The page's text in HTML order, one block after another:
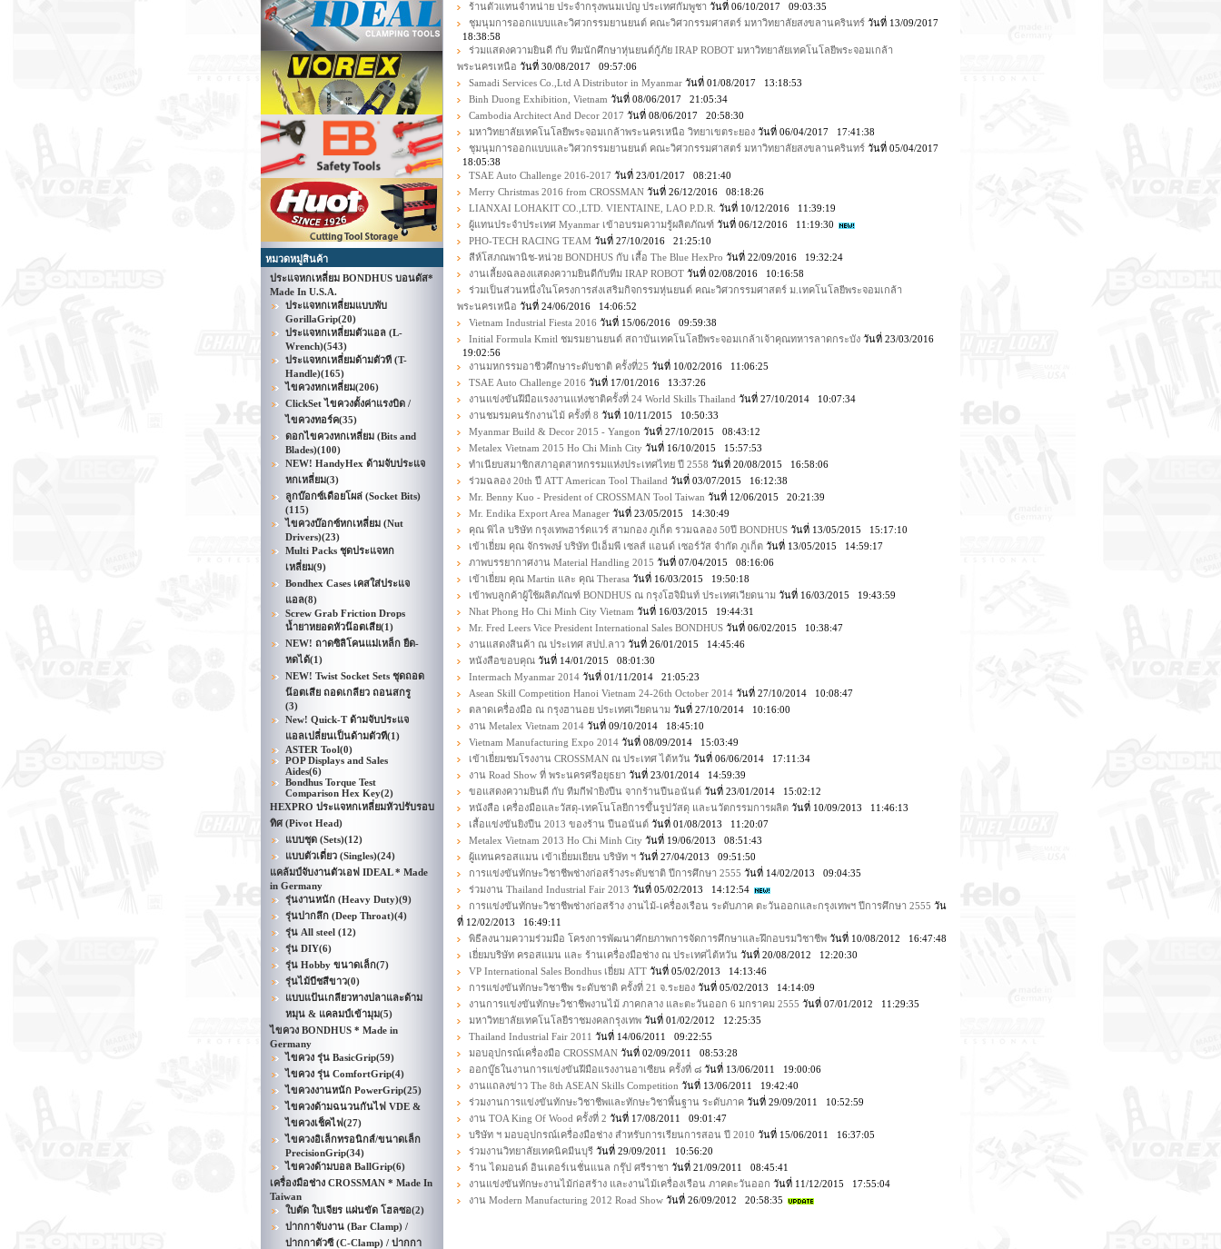
หมวดหมู่สินค้า
ประแจหกเหลี่ยม BONDHUS บอนดัส*
Made In U.S.A.
ประแจหกเหลี่ยมแบบพับ
GorillaGrip(20)
ประแจหกเหลี่ยมตัวแอล (L-
Wrench)(543)
ประแจหกเหลี่ยมด้ามตัวที (T-
Handle)(165)
ไขควงหกเหลี่ยม(206)
ClickSet ไขควงตั้งค่าแรงบิด /
ไขควงทอร์ค(35)
ดอกไขควงหกเหลี่ยม (Bits and
Blades)(100)
NEW! HandyHex ด้ามจับประแจ
หกเหลี่ยม(3)
ลูกบ๊อกซ์เดือยโผล่ (Socket Bits)
(115)
ไขควงบ๊อกซ์หกเหลี่ยม (Nut
Drivers)(23)
Multi Packs ชุดประแจหก
เหลี่ยม(9)
Bondhex Cases เคสใส่ประแจ
แอล(8)
Screw Grab Friction Drops
น้ำยาหยอดหัวน๊อตเสีย(1)
NEW! ถาดซิลิโคนแม่เหล็ก ยืด-
หดได้(1)
NEW! Twist Socket Sets ชุดถอด
น๊อตเสีย ถอดเกลียว ถอนสกรู
(3)
New! Quick-T ด้ามจับประแจ
แอลเปลี่ยนเป็นด้ามตัวที(1)
ASTER Tool(0)
POP Displays and Sales
Aides(6)
Bondhus Torque Test
Comparison Hex Key(2)
HEXPRO ประแจหกเหลี่ยมหัวปรับรอบ
ทิศ (Pivot Head)
แบบชุด (Sets)(12)
แบบตัวเดี่ยว (Singles)(24)
แคล้มป์จับงานตัวเอฟ IDEAL * Made
in Germany
รุ่นงานหนัก (Heavy Duty)(9)
รุ่นปากลึก (Deep Throat)(4)
รุ่น All steel (12)
รุ่น DIY(6)
รุ่น Hobby ขนาดเล็ก(7)
รุ่นไม้บีชสีขาว(0)
แบบแป้นเกลียวหางปลาและด้าม
หมุน & แคลมป์เข้ามุม(5)
ไขควง BONDHUS * Made in
Germany
ไขควง รุ่น BasicGrip(59)
ไขควง รุ่น ComfortGrip(4)
ไขควงงานหนัก PowerGrip(25)
ไขควงด้ามฉนวนกันไฟ VDE &
ไขควงเช็คไฟ(27)
ไขควงอิเล็กทรอนิกส์/ขนาดเล็ก
PrecisionGrip(34)
ไขควงด้ามบอล BallGrip(6)
เครื่องมือช่าง CROSSMAN * Made In
Taiwan
ใบตัด ใบเจียร แผ่นขัด โฮลซอ(2)
ปากกาจับงาน (Bar Clamp) /
ปากกาตัวซี (C-Clamp) / ปากกา
ร้านตัวแทนจำหน่าย ประจำกรุงพนมเปญ ประเทศกัมพูชา วันที่ 06/10/2017 09:03:35
ชุมนุมการออกแบบและวิศวกรรมยานยนต์ คณะวิศวกรรมศาสตร์ มหาวิทยาลัยสงขลานครินทร์ วันที่ 13/09/2017
18:38:58
ร่วมแสดงความยินดี กับ ทีมนักศึกษาหุ่นยนต์กู้ภัย IRAP ROBOT มหาวิทยาลัยเทคโนโลยีพระจอมเกล้า
พระนครเหนือ วันที่ 30/08/2017 09:57:06
Samadi Services Co.,Ltd A Distributor in Myanmar วันที่ 01/08/2017 13:18:53
Binh Duong Exhibition, Vietnam วันที่ 08/06/2017 21:05:34
Cambodia Architect And Decor 2017 วันที่ 08/06/2017 20:58:30
มหาวิทยาลัยเทคโนโลยีพระจอมเกล้าพระนครเหนือ วิทยาเขตระยอง วันที่ 06/04/2017 17:41:38
ชุมนุมการออกแบบและวิศวกรรมยานยนต์ คณะวิศวกรรมศาสตร์ มหาวิทยาลัยสงขลานครินทร์ วันที่ 05/04/2017
18:05:38
TSAE Auto Challenge 2016-2017 วันที่ 23/01/2017 08:21:40
Merry Christmas 2016 from CROSSMAN วันที่ 26/12/2016 08:18:26
LIANXAI LOHAKIT CO.,LTD. VIENTAINE, LAO P.D.R. วันที่ 10/12/2016 11:39:19
ผู้แทนประจำประเทศ Myanmar เข้าอบรมความรู้ผลิตภัณฑ์ วันที่ 06/12/2016 11:19:30
PHO-TECH RACING TEAM วันที่ 27/10/2016 21:25:10
สีห์โสภณพานิช-หน่วย BONDHUS กับ เสื้อ The Blue HexPro วันที่ 22/09/2016 19:32:24
งานเลี้ยงฉลองแสดงความยินดีกับทีม IRAP ROBOT วันที่ 02/08/2016 10:16:58
ร่วมเป็นส่วนหนึ่งในโครงการส่งเสริมกิจกรรมหุ่นยนต์ คณะวิศวกรรมศาสตร์ ม.เทคโนโลยีพระจอมเกล้า
พระนครเหนือ วันที่ 24/06/2016 14:06:52
Vietnam Industrial Fiesta 2016 วันที่ 15/06/2016 09:59:38
Initial Formula Kmitl ชมรมยานยนต์ สถาบันเทคโนโลยีพระจอมเกล้าเจ้าคุณทหารลาดกระบัง วันที่ 23/03/2016
19:02:56
งานมหกรรมอาชีวศึกษาระดับชาติ ครั้งที่25 วันที่ 10/02/2016 11:06:25
TSAE Auto Challenge 2016 วันที่ 17/01/2016 13:37:26
งานแข่งขันฝีมือแรงงานแห่งชาติครั้งที่ 24 World Skills Thailand วันที่ 27/10/2014 10:07:34
งานชมรมคนรักงานไม้ ครั้งที่ 8 วันที่ 10/11/2015 10:50:33
Myanmar Build & Decor 2015 - Yangon วันที่ 27/10/2015 08:43:12
Metalex Vietnam 2015 Ho Chi Minh City วันที่ 16/10/2015 15:57:53
ทำเนียบสมาชิกสภาอุตสาหกรรมแห่งประเทศไทย ปี 2558 วันที่ 20/08/2015 16:58:06
ร่วมฉลอง 20th ปี ATT American Tool Thailand วันที่ 03/07/2015 16:12:38
Mr. Benny Kuo - President of CROSSMAN Tool Taiwan วันที่ 12/06/2015 20:21:39
Mr. Endika Export Area Manager วันที่ 23/05/2015 14:30:49
คุณ พิไล บริษัท กรุงเทพฮาร์ดแวร์ สามกอง ภูเก็ต รวมฉลอง 50ปี BONDHUS วันที่ 13/05/2015 15:17:10
เข้าเยี่ยม คุณ จักรพงษ์ บริษัท บีเอ็มพี เซลส์ แอนด์ เซอร์วัส จำกัด ภูเก็ต วันที่ 13/05/2015 14:59:17
ภาพบรรยากาศงาน Material Handling 2015 วันที่ 07/04/2015 08:16:06
เข้าเยี่ยม คุณ Martin และ คุณ Therasa วันที่ 16/03/2015 19:50:18
เข้าพบลูกค้าผู้ใช้ผลิตภัณฑ์ BONDHUS ณ กรุงโฮจิมินท์ ประเทศเวียดนาม วันที่ 16/03/2015 19:43:59
Nhat Phong Ho Chi Minh City Vietnam วันที่ 16/03/2015 19:44:31
Mr. Fred Leers Vice President International Sales BONDHUS วันที่ 06/02/2015 10:38:47
งานแสดงสินค้า ณ ประเทศ สปป.ลาว วันที่ 26/01/2015 14:45:46
หนังสือขอบคุณ วันที่ 14/01/2015 08:01:30
Intermach Myanmar 2014 วันที่ 01/11/2014 21:05:23
Asean Skill Competition Hanoi Vietnam 24-26th October 2014 วันที่ 27/10/2014 10:08:47
ตลาดเครื่องมือ ณ กรุงฮานอย ประเทศเวียดนาม วันที่ 27/10/2014 10:16:00
งาน Metalex Vietnam 2014 วันที่ 09/10/2014 18:45:10
Vietnam Manufacturing Expo 2014 วันที่ 08/09/2014 15:03:49
เข้าเยี่ยมชมโรงงาน CROSSMAN ณ ประเทศ ไต้หวัน วันที่ 06/06/2014 17:11:34
งาน Road Show ที่ พระนครศรีอยุธยา วันที่ 23/01/2014 14:59:39
ขอแสดงความยินดี กับ ทีมกีฬายิงปืน จากร้านปืนอนันต์ วันที่ 23/01/2014 15:02:12
หนังสือ เครื่องมือและวัสดุ-เทคโนโลยีการขึ้นรูปวัสดุ และนวัตกรรมการผลิต วันที่ 10/09/2013 11:46:13
เสื้อแข่งขันยิงปืน 2013 ของร้าน ปืนอนันต์ วันที่ 01/08/2013 11:20:07
Metalex Vietnam 2013 Ho Chi Minh City วันที่ 19/06/2013 08:51:43
ผู้แทนครอสแมน เข้าเยี่ยมเยียน บริษัท ฯ วันที่ 27/04/2013 09:51:50
การแข่งขันทักษะวิชาชีพช่างก่อสร้างระดับชาติ ปีการศึกษา 2555 วันที่ 14/02/2013 09:04:35
ร่วมงาน Thailand Industrial Fair 2013 วันที่ 05/02/2013 14:12:54
การแข่งขันทักษะวิชาชีพช่างก่อสร้าง งานไม้-เครื่องเรือน ระดับภาค ตะวันออกและกรุงเทพฯ ปีการศึกษา 2555 วัน
ที่ 12/02/2013 16:49:11
พิธีลงนามความร่วมมือ โครงการพัฒนาศักยภาพการจัดการศึกษาและฝึกอบรมวิชาชีพ วันที่ 10/08/2012 16:47:48
เยี่ยมบริษัท ครอสแมน และ ร้านเครื่องมือช่าง ณ ประเทศไต้หวัน วันที่ 20/08/2012 12:20:30
VP International Sales Bondhus เยี่ยม ATT วันที่ 05/02/2013 14:13:46
การแข่งขันทักษะวิชาชีพ ระดับชาติ ครั้งที่ 21 จ.ระยอง วันที่ 05/02/2013 14:14:09
งานการแข่งขันทักษะวิชาชีพงานไม้ ภาคกลาง และตะวันออก 6 มกราคม 2555 วันที่ 07/01/2012 11:29:35
มหาวิทยาลัยเทคโนโลยีราชมงคลกรุงเทพ วันที่ 01/02/2012 12:25:35
Thailand Industrial Fair 2011 วันที่ 14/06/2011 09:22:55
มอบอุปกรณ์เครื่องมือ CROSSMAN วันที่ 02/09/2011 08:53:28
ออกบู๊ธในงานการแข่งขันฝีมือแรงงานอาเซียน ครั้งที่ ๘ วันที่ 13/06/2011 19:00:06
งานแถลงข่าว The 8th ASEAN Skills Competition วันที่ 13/06/2011 19:42:40
ร่วมงานการแข่งขันทักษะวิชาชีพและทักษะวิชาพื้นฐาน ระดับภาค วันที่ 29/09/2011 10:52:59
งาน TOA King Of Wood ครั้งที่ 2 วันที่ 17/08/2011 09:01:47
บริษัท ฯ มอบอุปกรณ์เครื่องมือช่าง สำหรับการเรียนการสอน ปี 2010 วันที่ 15/06/2011 16:37:05
ร่วมงานวิทยาลัยเทคนิคมีนบุรี วันที่ 29/09/2011 10:56:20
ร้าน ไดมอนด์ อินเตอร์เนชั่นแนล กรุ๊ป ศรีราชา วันที่ 21/09/2011 08:45:41
งานแข่งขันทักษะงานไม้ก่อสร้าง และงานไม้เครื่องเรือน ภาคตะวันออก วันที่ 11/12/2015 17:55:04
งาน Modern Manufacturing 2012 Road Show วันที่ 26/09/2012 20:58:35